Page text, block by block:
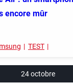
encore mûr
TEST
24 octobre